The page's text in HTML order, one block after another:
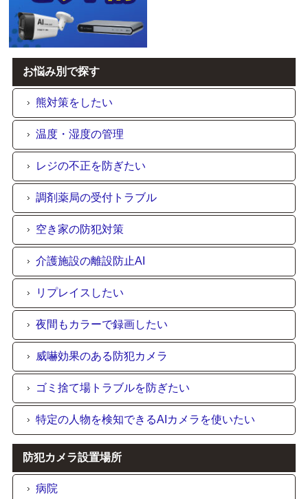
お悩み別で探す
熊対策をしたい
温度・湿度の管理
レジの不正を防ぎたい
調剤薬局の受付トラブル
空き家の防犯対策
介護施設の離設防止AI
リプレイスしたい
夜間もカラーで録画したい
威嚇効果のある防犯カメラ
ゴミ捨て場トラブルを防ぎたい
特定の人物を検知できるAIカメラを使いたい
防犯カメラ設置場所
病院